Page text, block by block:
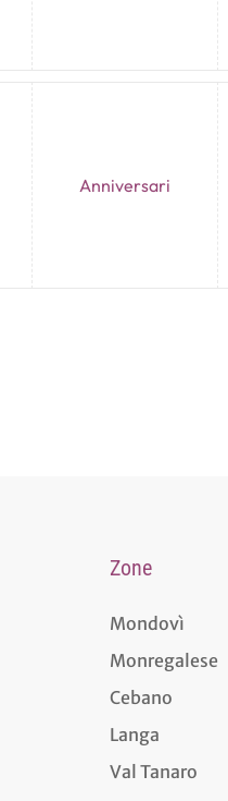
Anniversari
Zone
Mondovì
Monregalese
Cebano
Langa
Val Tanaro